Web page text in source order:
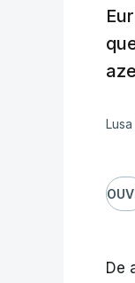
Lusa
De